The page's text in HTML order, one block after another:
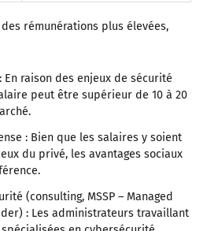
rémunérations plus élevées,
En raison des enjeux de sécurité
peut être supérieur de 10 à 20
: Bien que les salaires y soient
du privé, les avantages sociaux
(consulting, MSSP – Managed
: Les administrateurs travaillant